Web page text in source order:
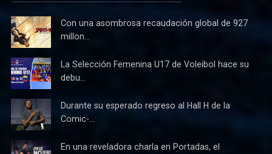
Con una asombrosa recaudación global de 927
millon...
La Selección Femenina U17 de Voleibol hace su
debu...
Durante su esperado regreso al Hall H de la
Comic-...
En una reveladora charla en Portadas, el